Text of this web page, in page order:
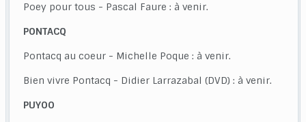
Poey pour tous - Pascal Faure : à venir.
PONTACQ
Pontacq au coeur - Michelle Poque : à venir.
Bien vivre Pontacq - Didier Larrazabal (DVD) : à venir.
PUYOO